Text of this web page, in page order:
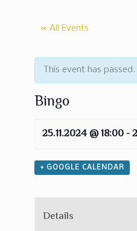
« All Events
This event has passed.
Bingo
25.11.2024 @ 18:00-
+ GOOGLE CALENDAR
Details